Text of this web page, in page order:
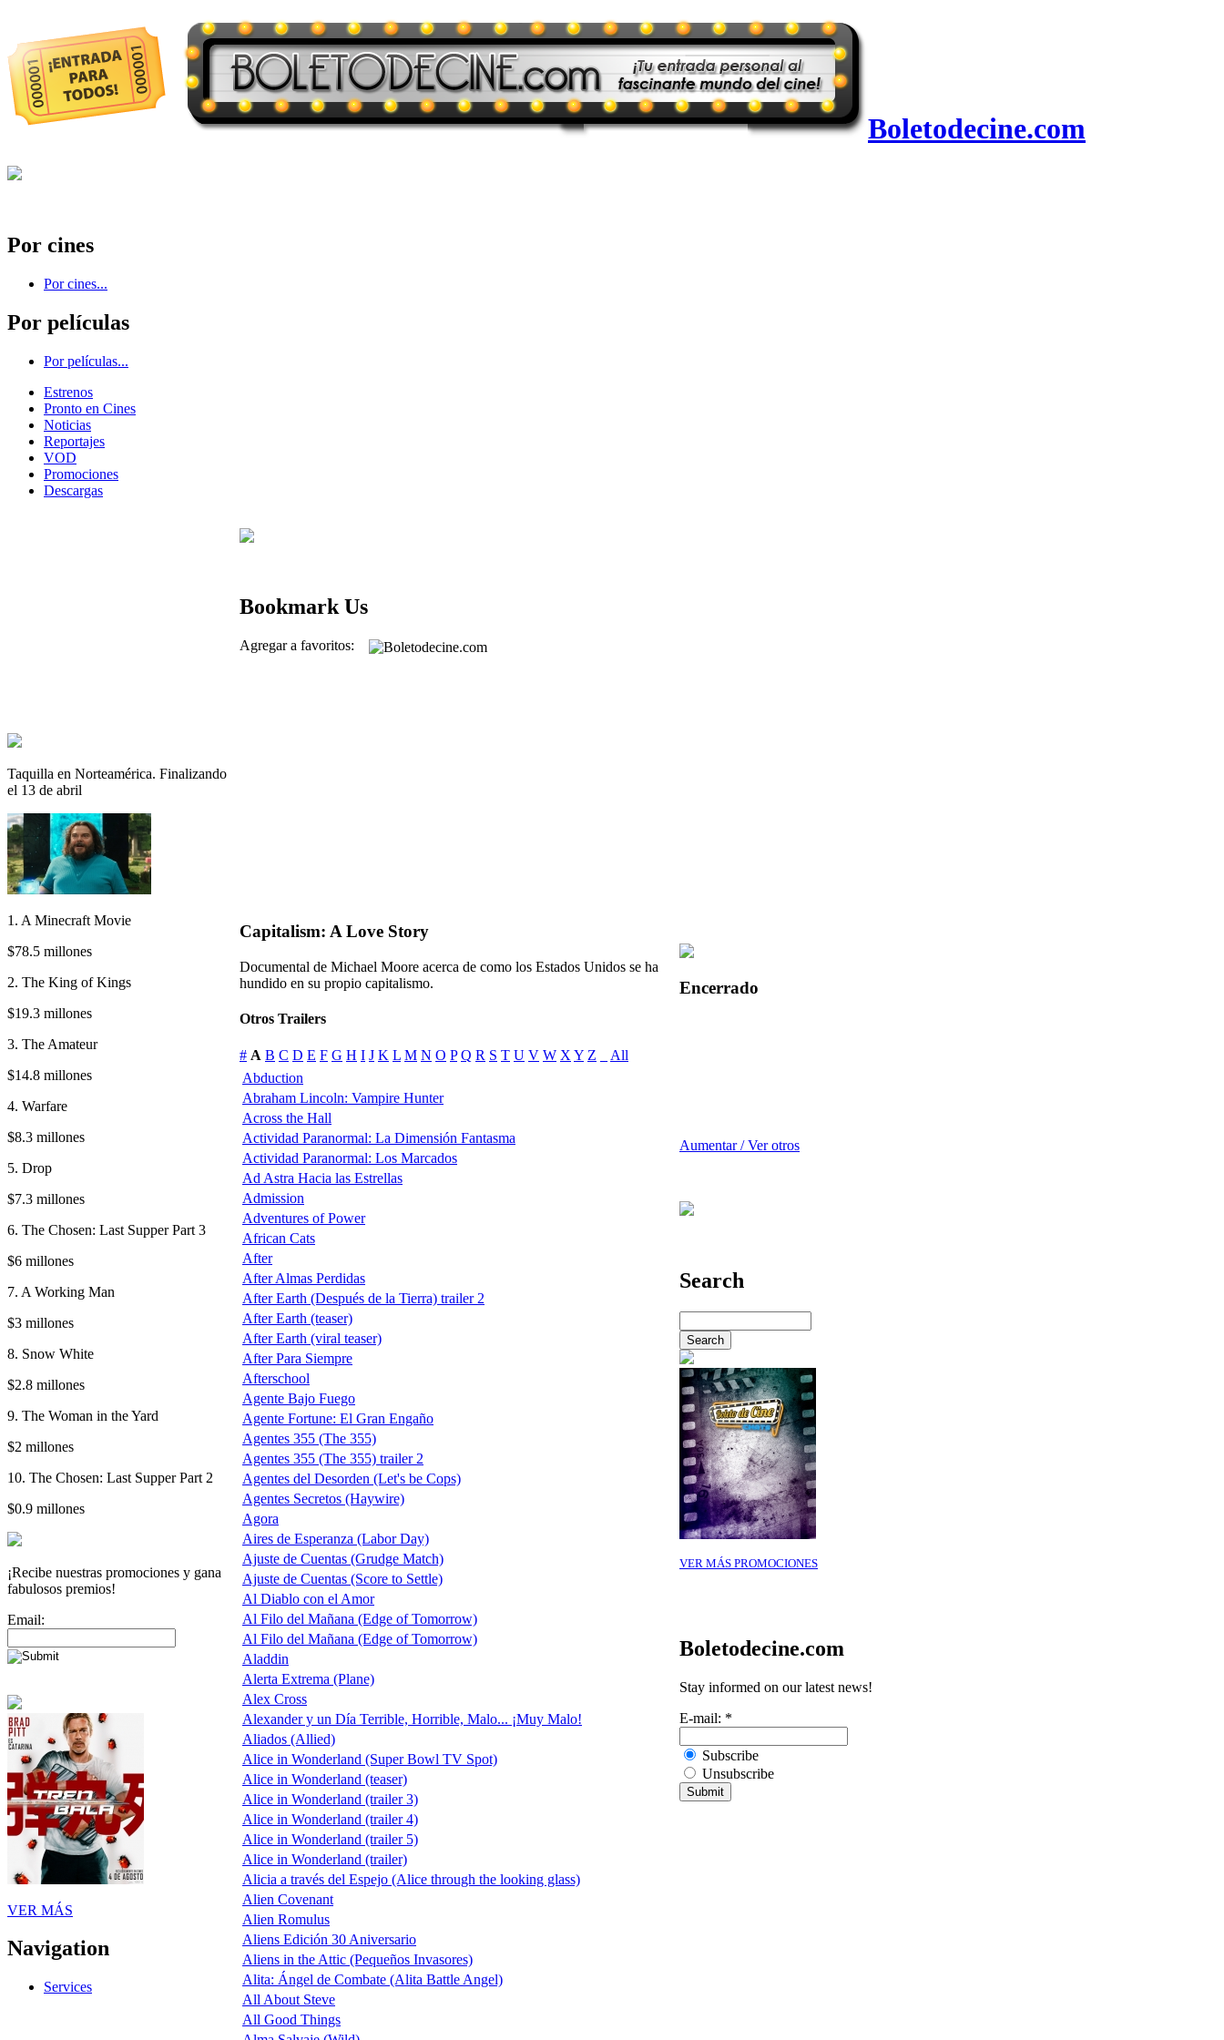
Boletodecine.com
Por cines
Por cines...
Por películas
Por películas...
Estrenos
Pronto en Cines
Noticias
Reportajes
VOD
Promociones
Descargas
Taquilla en Norteamérica. Finalizando
el 13 de abril
1. A Minecraft Movie
$78.5 millones
2. The King of Kings
$19.3 millones
3. The Amateur
$14.8 millones
4. Warfare
$8.3 millones
5. Drop
$7.3 millones
6. The Chosen: Last Supper Part 3
$6 millones
7. A Working Man
$3 millones
8. Snow White
$2.8 millones
9. The Woman in the Yard
$2 millones
10. The Chosen: Last Supper Part 2
$0.9 millones
¡Recibe nuestras promociones y gana
fabulosos premios!
Email:
VER MÁS
Navigation
Services
Bookmark Us
Agregar a favoritos:
Capitalism: A Love Story
Documental de Michael Moore acerca de como los Estados Unidos se ha
hundido en su propio capitalismo.
Otros Trailers
# A B C D E F G H I J K L M N O P Q R S T U V W X Y Z
All
Abduction
Abraham Lincoln: Vampire Hunter
Across the Hall
Actividad Paranormal: La Dimensión Fantasma
Actividad Paranormal: Los Marcados
Ad Astra Hacia las Estrellas
Admission
Adventures of Power
African Cats
After
After Almas Perdidas
After Earth (Después de la Tierra) trailer 2
After Earth (teaser)
After Earth (viral teaser)
After Para Siempre
Afterschool
Agente Bajo Fuego
Agente Fortune: El Gran Engaño
Agentes 355 (The 355)
Agentes 355 (The 355) trailer 2
Agentes del Desorden (Let's be Cops)
Agentes Secretos (Haywire)
Agora
Aires de Esperanza (Labor Day)
Ajuste de Cuentas (Grudge Match)
Ajuste de Cuentas (Score to Settle)
Al Diablo con el Amor
Al Filo del Mañana (Edge of Tomorrow)
Al Filo del Mañana (Edge of Tomorrow)
Aladdin
Alerta Extrema (Plane)
Alex Cross
Alexander y un Día Terrible, Horrible, Malo... ¡Muy Malo!
Aliados (Allied)
Alice in Wonderland (Super Bowl TV Spot)
Alice in Wonderland (teaser)
Alice in Wonderland (trailer 3)
Alice in Wonderland (trailer 4)
Alice in Wonderland (trailer 5)
Alice in Wonderland (trailer)
Alicia a través del Espejo (Alice through the looking glass)
Alien Covenant
Alien Romulus
Aliens Edición 30 Aniversario
Aliens in the Attic (Pequeños Invasores)
Alita: Ángel de Combate (Alita Battle Angel)
All About Steve
All Good Things
Encerrado
Aumentar / Ver otros
Search
VER MÁS PROMOCIONES
Boletodecine.com
Stay informed on our latest news!
E-mail: *
Subscribe
Unsubscribe